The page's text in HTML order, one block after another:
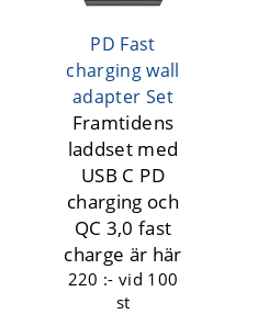
PD Fast
charging wall
adapter Set
Framtidens
laddset med
USB C PD
charging och
QC 3,0 fast
charge är här
220 :- vid 100
st